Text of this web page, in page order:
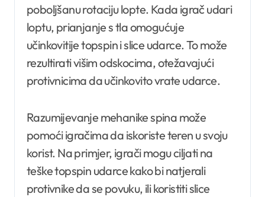
poboljšanu rotaciju lopte. Kada igrač udari
loptu, prianjanje s tla omogućuje
učinkovitije topspin i slice udarce. To može
rezultirati višim odskocima, otežavajući
protivnicima da učinkovito vrate udarce.
Razumijevanje mehanike spina može
pomoći igračima da iskoriste teren u svoju
korist. Na primjer, igrači mogu ciljati na
teške topspin udarce kako bi natjerali
protivnike da se povuku, ili koristiti slice